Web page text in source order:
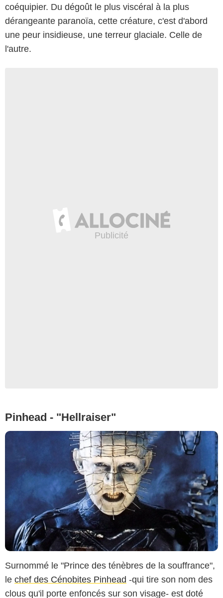
coéquipier. Du dégoût le plus viscéral à la plus
dérangeante paranoïa, cette créature, c'est d'abord
une peur insidieuse, une terreur glaciale. Celle de
l'autre.
Pinhead - "Hellraiser"
Surnommé le "Prince des ténèbres de la souffrance",
le chef des Cénobites Pinhead -qui tire son nom des
clous qu'il porte enfoncés sur son visage- est doté